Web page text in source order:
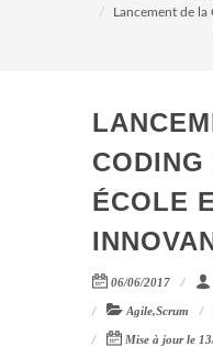
Lancement de la
CODING
ÉCOLE
06/06/2017
Agile,Scrum
Mise à jour le